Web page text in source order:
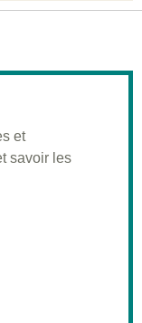
et
savoir les